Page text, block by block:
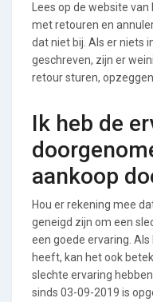
Lees op de website
met retouren en
dat niet bij. Als er niets
geschreven, zijn er
retour sturen,
Ik heb de
aankoop
Hou er rekening mee
geneigd zijn om een
een goede ervaring.
heeft, kan het ook
slechte ervaring
sinds 03-09-2019 is